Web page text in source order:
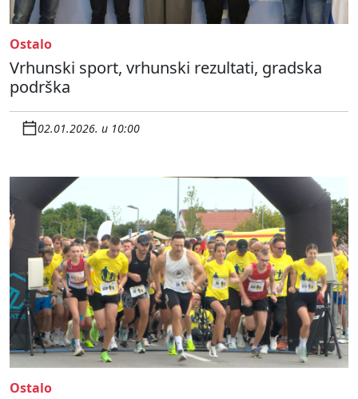
Ostalo
Vrhunski sport, vrhunski rezultati, gradska
podrška
02.01.2026. u 10:00
Ostalo